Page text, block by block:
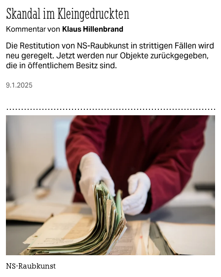
Skandal im Kleingedruckten
Kommentar von Klaus Hillenbrand
Die Restitution von NS-Raubkunst in strittigen Fällen wird
neu geregelt. Jetzt werden nur Objekte zurückgegeben,
die in öffentlichem Besitz sind.
9.1.2025
NS-Raubkunst